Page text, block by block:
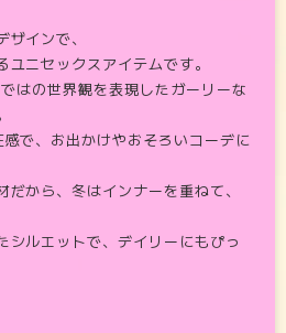
インで、
ニセックスアイテムです。
はの世界観を表現したガーリーな
で、お出かけやおそろいコーデに
から、冬はインナーを重ねて、
シルエットで、デイリーにもぴっ